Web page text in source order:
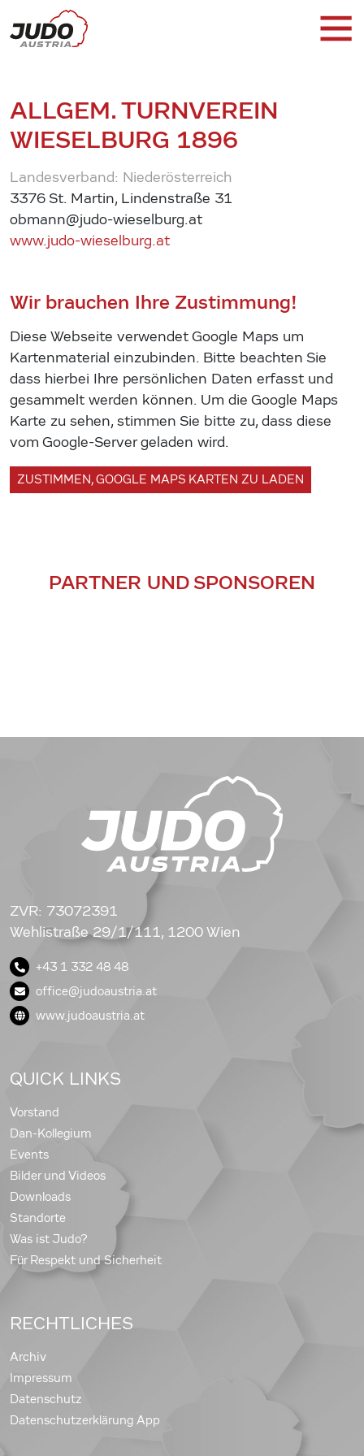
ALLGEM. TURNVEREIN
WIESELBURG 1896
Landesverband: Niederösterreich
3376 St. Martin, Lindenstraße 31
obmann@judo-wieselburg.at
www.judo-wieselburg.at
Wir brauchen Ihre Zustimmung!
Diese Webseite verwendet Google Maps um
Kartenmaterial einzubinden. Bitte beachten Sie
dass hierbei Ihre persönlichen Daten erfasst und
gesammelt werden können. Um die Google Maps
Karte zu sehen, stimmen Sie bitte zu, dass diese
vom Google-Server geladen wird.
ZUSTIMMEN, GOOGLE MAPS KARTEN ZU LADEN
PARTNER UND SPONSOREN
ZVR: 73072391
Wehlistraße 29/1/111, 1200 Wien
+43 1 332 48 48
office@judoaustria.at
www.judoaustria.at
QUICK LINKS
Vorstand
Dan-Kollegium
Events
Bilder und Videos
Downloads
Standorte
Was ist Judo?
Für Respekt und Sicherheit
RECHTLICHES
Archiv
Impressum
Datenschutz
Datenschutzerklärung App